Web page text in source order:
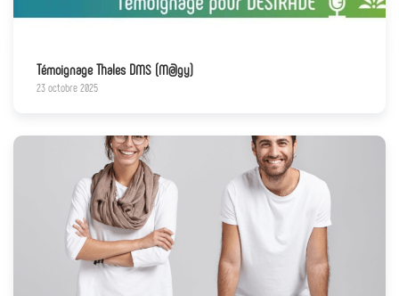
Témoignage Thales DMS (M@gy)
23 octobre 2025